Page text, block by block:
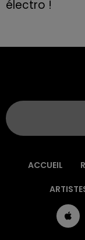
électro !
ACCUEIL